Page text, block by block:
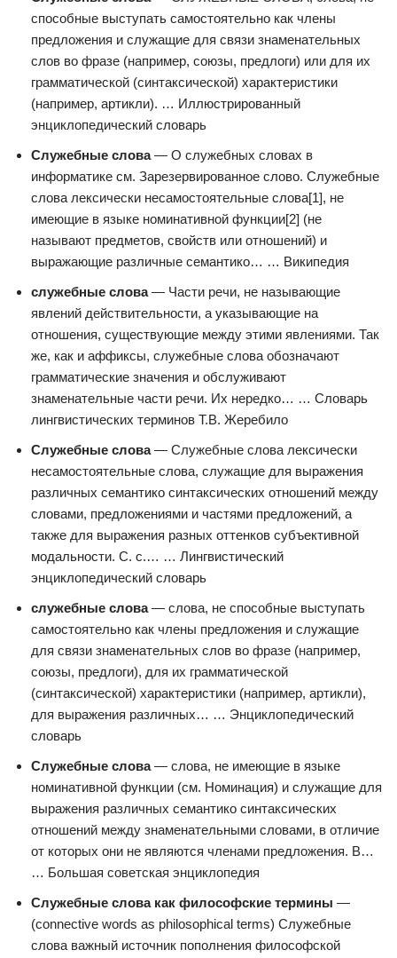
способные выступать самостоятельно как члены
предложения и служащие для связи знаменательных
слов во фразе (например, союзы, предлоги) или для их
грамматической (синтаксической) характеристики
(например, артикли). … Иллюстрированный
энциклопедический словарь
Служебные слова— О служебных словах в
информатике см. Зарезервированное слово. Служебные
слова лексически несамостоятельные слова[1], не
имеющие в языке номинативной функции[2] (не
называют предметов, свойств или отношений) и
выражающие различные семантико… … Википедия
служебные слова— Части речи, не называющие
явлений действительности, а указывающие на
отношения, существующие между этими явлениями. Так
же, как и аффиксы, служебные слова обозначают
грамматические значения и обслуживают
знаменательные части речи. Их нередко… … Словарь
лингвистических терминов Т.В. Жеребило
Служебные слова— Служебные слова лексически
несамостоятельные слова, служащие для выражения
различных семантико синтаксических отношений между
словами, предложениями и частями предложений, а
также для выражения разных оттенков субъективной
модальности. С. с.… … Лингвистический
энциклопедический словарь
служебные слова— слова, не способные выступать
самостоятельно как члены предложения и служащие
для связи знаменательных слов во фразе (например,
союзы, предлоги), для их грамматической
(синтаксической) характеристики (например, артикли),
для выражения различных… … Энциклопедический
словарь
Служебные слова— слова, не имеющие в языке
номинативной функции (см. Номинация) и служащие для
выражения различных семантико синтаксических
отношений между знаменательными словами, в отличие
от которых они не являются членами предложения. В…
… Большая советская энциклопедия
Служебные слова как философские термины —
(connective words as philosophical terms) Служебные
слова важный источник пополнения философской